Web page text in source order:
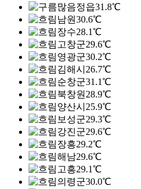
정읍31.8℃
남원30.6℃
장수28.1℃
고창군29.6℃
영광군30.2℃
김해시 26.7℃
순창군31.1℃
북창원 28.9℃
양산시 25.9℃
보성군29.3℃
강진군29.6℃
장흥29.2℃
해남29.6℃
고흥29.1℃
의령군30.0℃